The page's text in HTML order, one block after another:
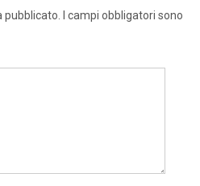
pubblicato.
I campi obbligatori sono